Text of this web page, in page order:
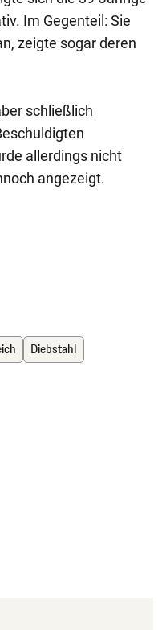
Im Gegenteil: Sie
zeigte sogar deren
schließlich
allerdings nicht
angezeigt.
Diebstahl